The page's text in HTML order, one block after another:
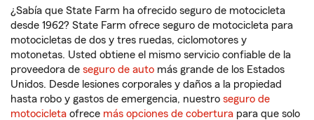
¿Sabía que State Farm ha ofrecido seguro de motocicleta
desde 1962? State Farm ofrece seguro de motocicleta para
motocicletas de dos y tres ruedas, ciclomotores y
motonetas. Usted obtiene el mismo servicio confiable de la
proveedora de seguro de auto más grande de los Estados
Unidos. Desde lesiones corporales y daños a la propiedad
hasta robo y gastos de emergencia, nuestro seguro de
motocicleta ofrece más opciones de cobertura para que solo